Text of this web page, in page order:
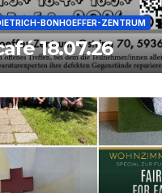
BONHOEFFER-ZENTRUM
18.07.26